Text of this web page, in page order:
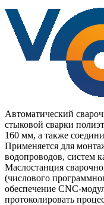
Автоматический
стыковой сварки
160 мм, а также
Применяется для
водопроводов, систем
Маслостанция
(числового
обеспечение CNC-
протоколировать